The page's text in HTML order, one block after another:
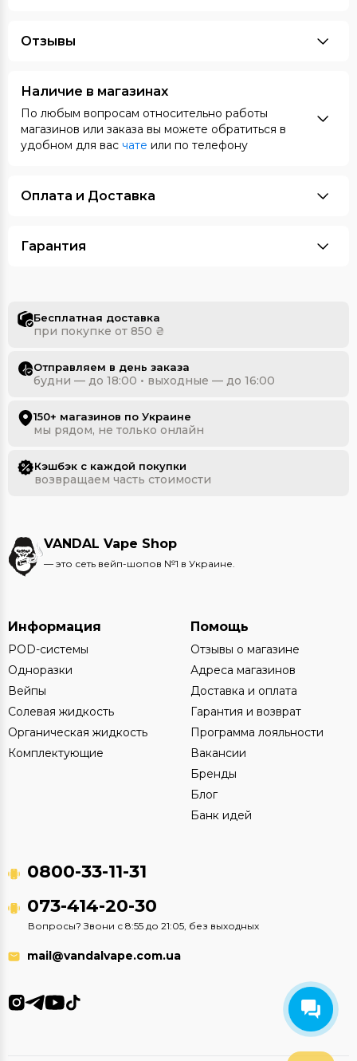
Отзывы
Наличие в магазинах
По любым вопросам относительно работы
магазинов или заказа вы можете обратиться в
удобном для вас чате или по телефону
Оплата и Доставка
Гарантия
Бесплатная доставка
при покупке от 850 ₴
Отправляем в день заказа
будни — до 18:00 • выходные — до 16:00
150+ магазинов по Украине
мы рядом, не только онлайн
Кэшбэк с каждой покупки
возвращаем часть стоимости
VANDAL Vape Shop
— это сеть вейп-шопов №1 в Украине.
Информация
POD-системы
Одноразки
Вейпы
Солевая жидкость
Органическая жидкость
Комплектующие
Помощь
Отзывы о магазине
Адреса магазинов
Доставка и оплата
Гарантия и возврат
Программа лояльности
Вакансии
Бренды
Блог
Банк идей
0800-33-11-31
073-414-20-30
Вопросы? Звони с 8:55 до 21:05, без выходных
mail@vandalvape.com.ua